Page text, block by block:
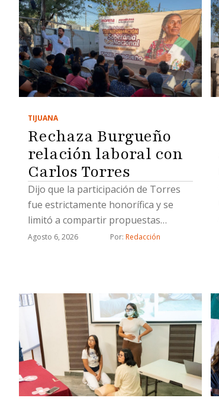
TIJUANA
Rechaza Burgueño
relación laboral con
Carlos Torres
Dijo que la participación de Torres
fue estrictamente honorífica y se
limitó a compartir propuestas
relacionadas con proyectos
Agosto 6, 2026 Por: Redacción